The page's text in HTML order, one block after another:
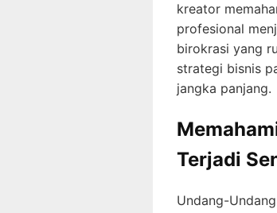
kreator
profesional
birokrasi yang
strategi bisnis
jangka panjang.
Terjadi
Undang-